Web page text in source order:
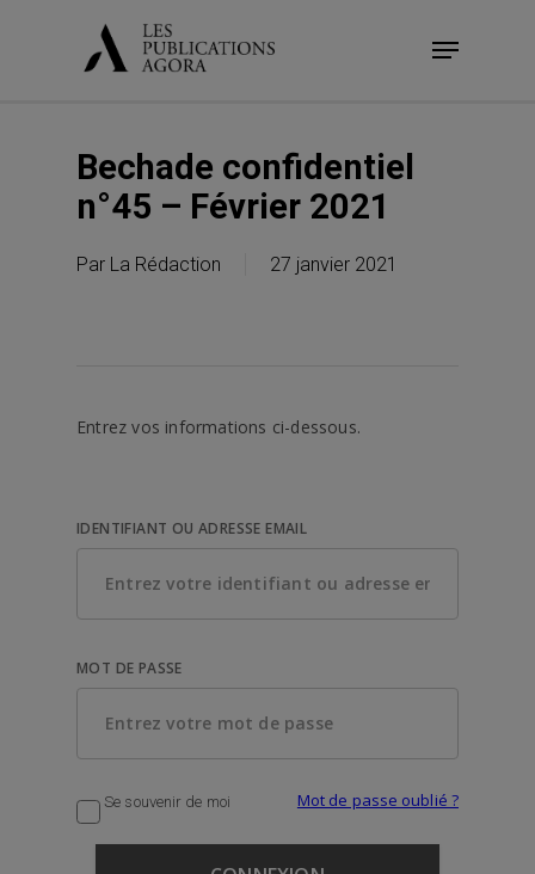
Menu
Bechade confidentiel
n°45 – Février 2021
Par La Rédaction 27 janvier 2021
Entrez vos informations ci-dessous.
IDENTIFIANT OU ADRESSE EMAIL
MOT DE PASSE
Se souvenir de moi Mot de passe oublié ?